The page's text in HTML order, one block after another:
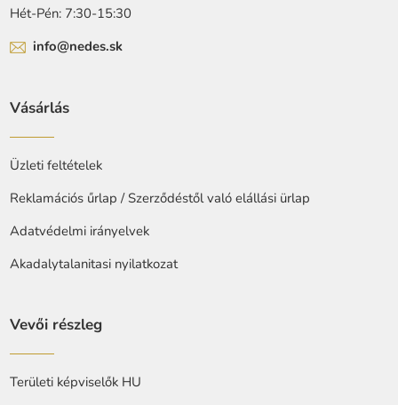
Hét-Pén: 7:30-15:30
info@nedes.sk
Vásárlás
Üzleti feltételek
Reklamációs űrlap / Szerződéstől való elállási ürlap
Adatvédelmi irányelvek
Akadalytalanitasi nyilatkozat
Vevői részleg
Területi képviselők HU